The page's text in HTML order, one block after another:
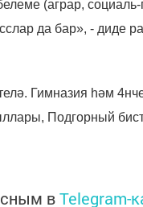
(аграр,
да бар», - диде
Гимназия һәм
Подгорный
вTelegram-